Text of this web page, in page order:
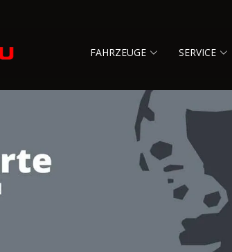
FAHRZEUGE SERVICE